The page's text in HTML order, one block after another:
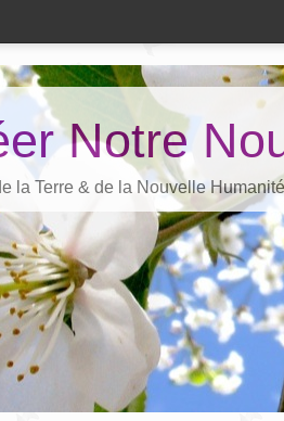
Notre
la Terre & de la Nouvelle Humanité